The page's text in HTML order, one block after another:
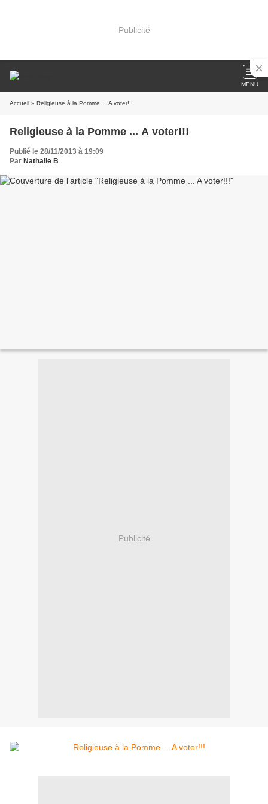
Publicité
MENU
Accueil » Religieuse à la Pomme ... A voter!!!
Religieuse à la Pomme ... A voter!!!
Publié le 28/11/2013 à 19:09
Par Nathalie B
Publicité